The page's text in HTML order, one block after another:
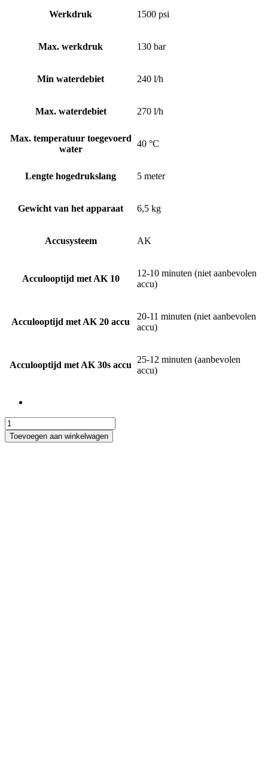
Werkdruk 1500 psi
Max. werkdruk 130 bar
Min waterdebiet 240 l/h
Max. waterdebiet 270 l/h
Max. temperatuur toegevoerd
water
40 °C
Lengte hogedrukslang 5 meter
Gewicht van het apparaat 6,5 kg
Accusysteem AK
Acculooptijd met AK 10
12-10 minuten (niet aanbevolen
accu)
Acculooptijd met AK 20 accu
20-11 minuten (niet aanbevolen
accu)
Acculooptijd met AK 30s accu
25-12 minuten (aanbevolen
accu)
Stihl
REA
60
Toevoegen aan winkelwagen